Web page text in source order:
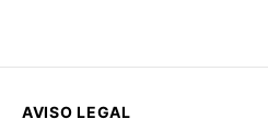
AVISO LEGAL